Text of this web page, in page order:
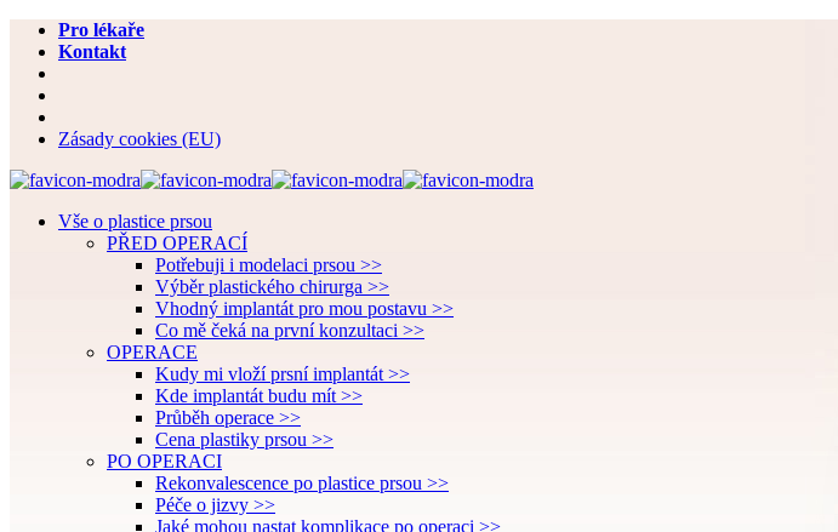
Pro lékaře
Kontakt
Zásady cookies (EU)
Vše o plastice prsou
PŘED OPERACÍ
Potřebuji i modelaci prsou >>
Výběr plastického chirurga >>
Vhodný implantát pro mou postavu >>
Co mě čeká na první konzultaci >>
OPERACE
Kudy mi vloží prsní implantát >>
Kde implantát budu mít >>
Průběh operace >>
Cena plastiky prsou >>
PO OPERACI
Rekonvalescence po plastice prsou >>
Péče o jizvy >>
Jaké mohou nastat komplikace po operaci >>